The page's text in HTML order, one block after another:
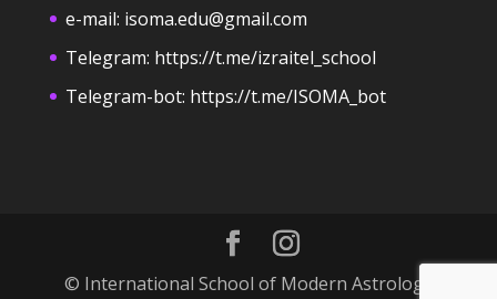
e-mail: isoma.edu@gmail.com
Telegram: https://t.me/izraitel_school
Telegram-bot: https://t.me/ISOMA_bot
© International School of Modern Astrology